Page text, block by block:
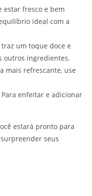
estar fresco e bem
ideal com a
traz um toque doce e
outros ingredientes.
mais refrescante, use
Para enfeitar e adicionar
estará pronto para
seus